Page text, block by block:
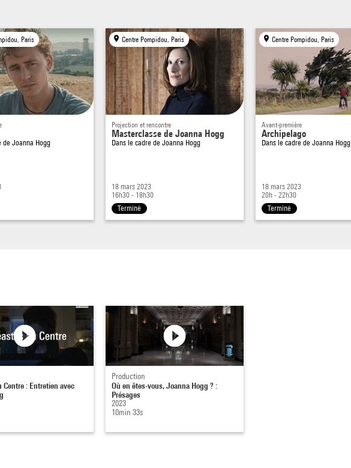
Paris
de Joanna Hogg
Centre Pompidou, Paris
Projection et rencontre
Masterclasse de Joanna Hogg
Dans le cadre de Joanna Hogg
18 mars 2023
16h30 - 18h30
Terminé
Centre Pompidou, Paris
Avant-première
Archipelago
Dans le cadre de Joanna Hogg
18 mars 2023
20h - 22h30
Terminé
Centre : Entretien avec
Production
Où en êtes-vous, Joanna Hogg ? :
Présages
2023
10min 33s